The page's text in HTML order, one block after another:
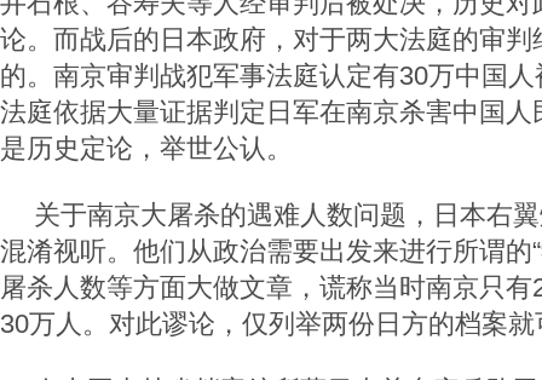
论。而战后的日本政府，对于两大法庭的审
的。南京审判战犯军事法庭认定有30万中国
法庭依据大量证据判定日军在南京杀害中国
是历史定论，举世公认。
关于南京大屠杀的遇难人数问题，日本右
混淆视听。他们从政治需要出发来进行所谓的
屠杀人数等方面大做文章，谎称当时南京只
30万人。对此谬论，仅列举两份日方的档案